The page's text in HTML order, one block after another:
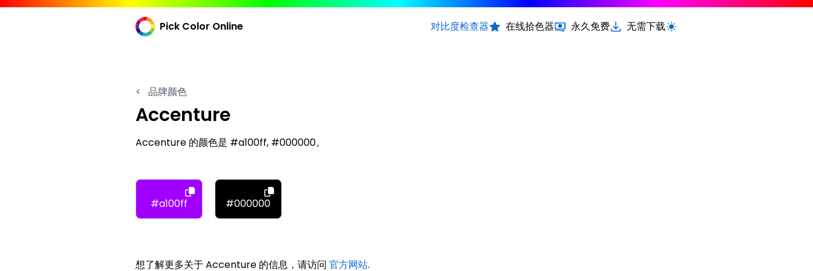
Pick Color Online 对比度检查器 在线拾色器 永久免费 无需下载切换浅色 / 深色模式
< 品牌颜色
Accenture
Accenture 的颜色是 #a100ff, #000000。
#a100ff #000000
想了解更多关于 Accenture 的信息，请访问 官方网站.